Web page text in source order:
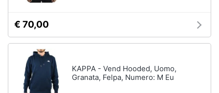
€ 70,00
KAPPA - Vend Hooded, Uomo,
Granata, Felpa, Numero: M Eu